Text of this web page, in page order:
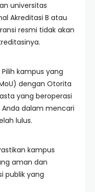
universitas
Akreditasi B atau
resmi tidak akan
Pilih kampus yang
dengan Otorita
yang beroperasi
dalam mencari
lulus.
kampus
aman dan
publik yang